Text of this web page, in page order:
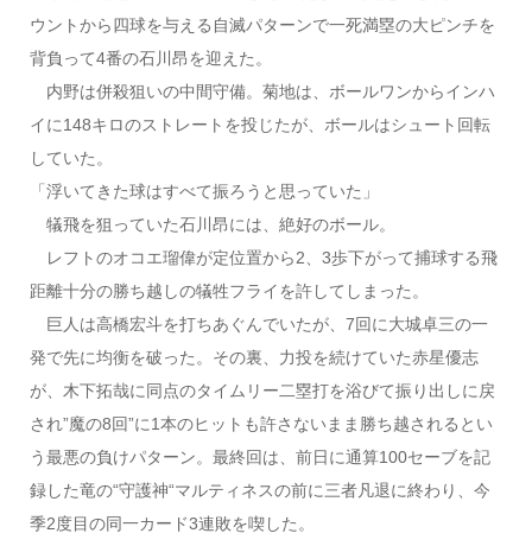
ウントから四球を与える自滅パターンで一死満塁の大ピンチを
背負って4番の石川昂を迎えた。
内野は併殺狙いの中間守備。菊地は、ボールワンからインハ
イに148キロのストレートを投じたが、ボールはシュート回転
していた。
「浮いてきた球はすべて振ろうと思っていた」
犠飛を狙っていた石川昂には、絶好のボール。
レフトのオコエ瑠偉が定位置から2、3歩下がって捕球する飛
距離十分の勝ち越しの犠牲フライを許してしまった。
巨人は高橋宏斗を打ちあぐんでいたが、7回に大城卓三の一
発で先に均衡を破った。その裏、力投を続けていた赤星優志
が、木下拓哉に同点のタイムリー二塁打を浴びて振り出しに戻
され”魔の8回”に1本のヒットも許さないまま勝ち越されるとい
う最悪の負けパターン。最終回は、前日に通算100セーブを記
録した竜の“守護神“マルティネスの前に三者凡退に終わり、今
季2度目の同一カード3連敗を喫した。